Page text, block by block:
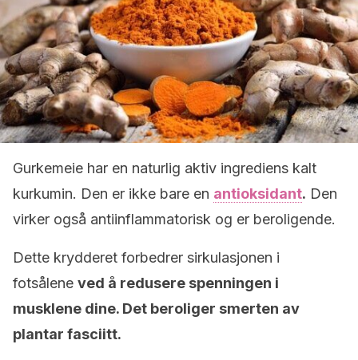
Gurkemeie har en naturlig aktiv ingrediens kalt
kurkumin. Den er ikke bare en antioksidant. Den
virker også antiinflammatorisk og er beroligende.
Dette krydderet forbedrer sirkulasjonen i
fotsålene ved å redusere spenningen i
musklene dine. Det beroliger smerten av
plantar fasciitt.